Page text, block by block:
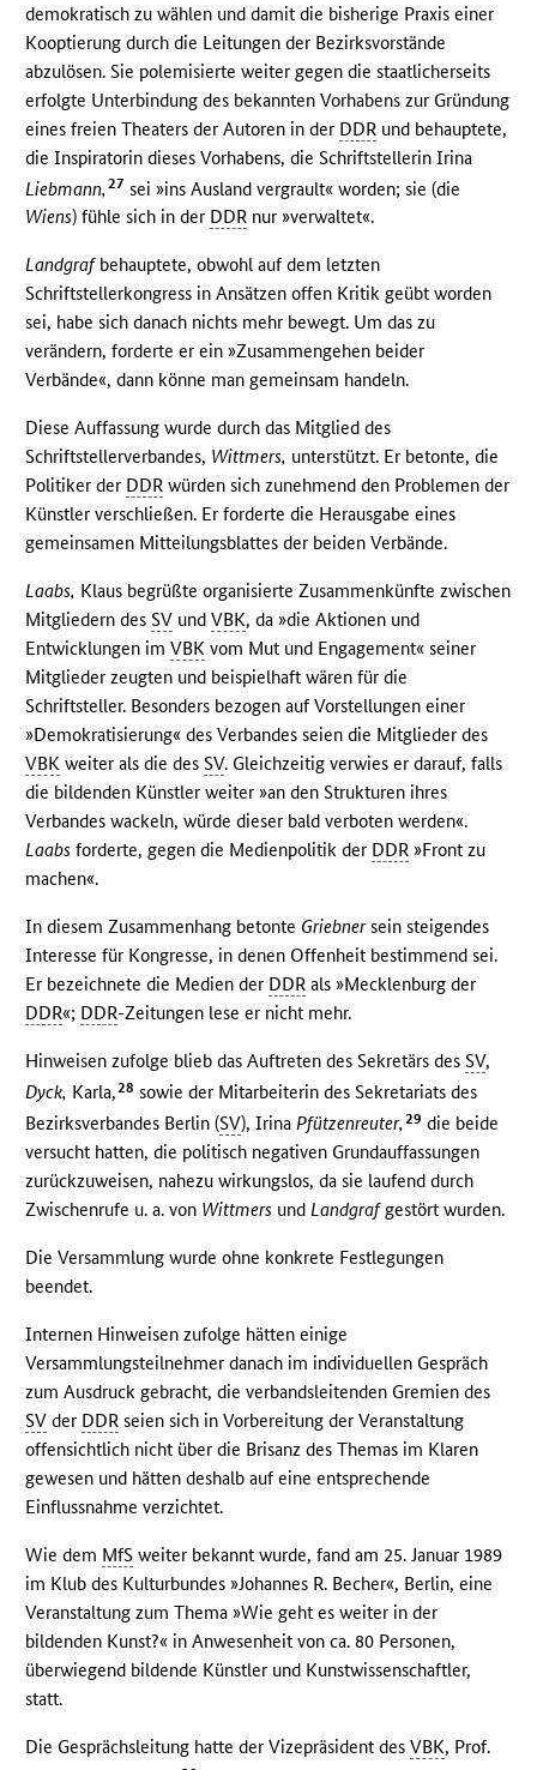
demokratisch zu wählen und damit die bisherige Praxis einer
Kooptierung durch die Leitungen der Bezirksvorstände
abzulösen. Sie polemisierte weiter gegen die staatlicherseits
erfolgte Unterbindung des bekannten Vorhabens zur Gründung
eines freien Theaters der Autoren in der DDR und behauptete,
die Inspiratorin dieses Vorhabens, die Schriftstellerin Irina
Liebmann, 27 sei »ins Ausland vergrault« worden; sie (die
Wiens) fühle sich in der DDR nur »verwaltet«.
Landgrafbehauptete, obwohl auf dem letzten
Schriftstellerkongress in Ansätzen offen Kritik geübt worden
sei, habe sich danach nichts mehr bewegt. Um das zu
verändern, forderte er ein »Zusammengehen beider
Verbände«, dann könne man gemeinsam handeln.
Diese Auffassung wurde durch das Mitglied des
Schriftstellerverbandes, Wittmers, unterstützt. Er betonte, die
Politiker der DDR würden sich zunehmend den Problemen der
Künstler verschließen. Er forderte die Herausgabe eines
gemeinsamen Mitteilungsblattes der beiden Verbände.
Laabs, Klaus begrüßte organisierte Zusammenkünfte zwischen
Mitgliedern desSV undVBK, da »die Aktionen und
Entwicklungen imVBK vom Mut und Engagement« seiner
Mitglieder zeugten und beispielhaft wären für die
Schriftsteller. Besonders bezogen auf Vorstellungen einer
»Demokratisierung« des Verbandes seien die Mitglieder des
VBK weiter als die desSV. Gleichzeitig verwies er darauf, falls
die bildenden Künstler weiter »an den Strukturen ihres
Verbandes wackeln, würde dieser bald verboten werden«.
Laabs forderte, gegen die Medienpolitik der DDR »Front zu
machen«.
In diesem Zusammenhang betonte Griebnersein steigendes
Interesse für Kongresse, in denen Offenheit bestimmend sei.
Er bezeichnete die Medien der DDR als »Mecklenburg der
DDR«; DDR-Zeitungen lese er nicht mehr.
Hinweisen zufolge blieb das Auftreten des Sekretärs desSV,
Dyck, Karla,28 sowie der Mitarbeiterin des Sekretariats des
Bezirksverbandes Berlin (SV), IrinaPfützenreuter,29 die beide
versucht hatten, die politisch negativen Grundauffassungen
zurückzuweisen, nahezu wirkungslos, da sie laufend durch
Zwischenrufe u. a. von Wittmers undLandgrafgestört wurden.
Die Versammlung wurde ohne konkrete Festlegungen
beendet.
Internen Hinweisen zufolge hätten einige
Versammlungsteilnehmer danach im individuellen Gespräch
zum Ausdruck gebracht, die verbandsleitenden Gremien des
SV der DDR seien sich in Vorbereitung der Veranstaltung
offensichtlich nicht über die Brisanz des Themas im Klaren
gewesen und hätten deshalb auf eine entsprechende
Einflussnahme verzichtet.
Wie dem MfS weiter bekannt wurde, fand am 25. Januar 1989
im Klub des Kulturbundes »Johannes R. Becher«, Berlin, eine
Veranstaltung zum Thema »Wie geht es weiter in der
bildenden Kunst?« in Anwesenheit von ca. 80 Personen,
überwiegend bildende Künstler und Kunstwissenschaftler,
statt.
Die Gesprächsleitung hatte der Vizepräsident desVBK, Prof.